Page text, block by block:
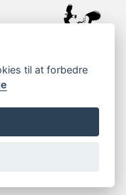
til at forbedre